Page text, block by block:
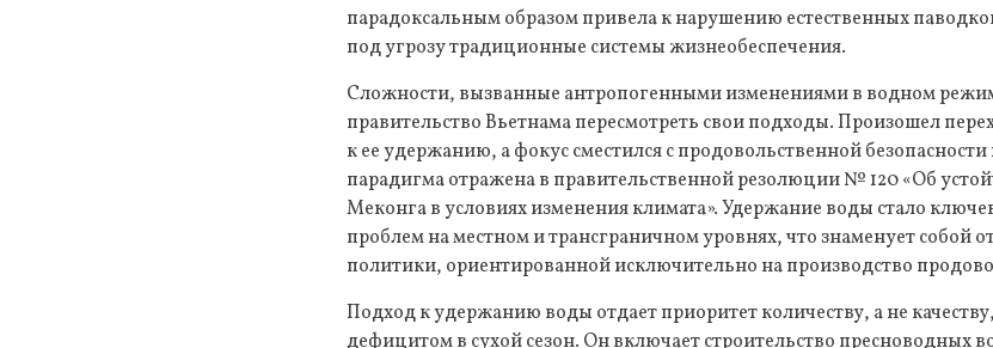
парадоксальным образом привела к нарушению естественных
под угрозу традиционные системы жизнеобеспечения.
Сложности, вызванные антропогенными изменениями в водном
правительство Вьетнама пересмотреть свои подходы. Произошел
к ее удержанию, а фокус сместился с продовольственной
парадигма отражена в правительственной резолюции № 120 «Об
Меконга в условиях изменения климата». Удержание воды стало
проблем на местном и трансграничном уровнях, что знаменует собой
политики, ориентированной исключительно на производство
Подход к удержанию воды отдает приоритет количеству, а не
дефицитом в сухой сезон. Он включает строительство пресноводных